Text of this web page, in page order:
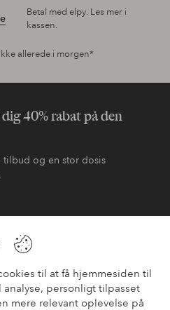
til at få hjemmesiden til
personligt tilpasset
mere relevant oplevelse på
Betal med elpy. Les mer i
kassen.
allerede i morgen*
40% rabat på den
tilbud og en stor dosis